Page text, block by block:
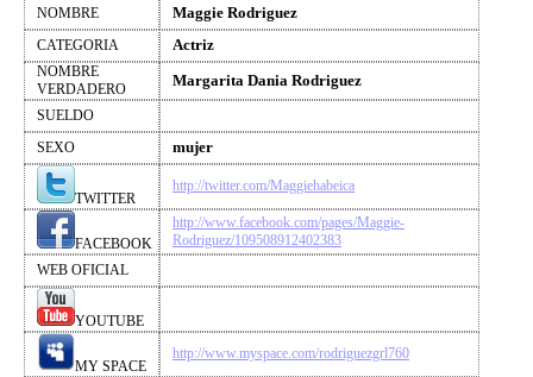
NOMBRE Maggie Rodriguez
CATEGORIA Actriz
NOMBRE
VERDADERO
Margarita Dania Rodriguez
SUELDO
SEXO
mujer
TWITTER
http://twitter.com/Maggiehabeica
FACEBOOK
http://www.facebook.com/pages/Maggie-
Rodriguez/109508912402383
WEB OFICIAL
YOUTUBE
MY SPACE
http://www.myspace.com/rodriguezgrl760